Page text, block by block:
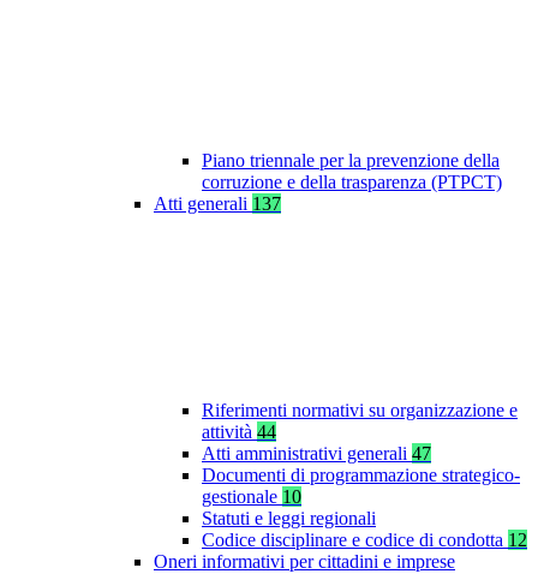
Piano triennale per la prevenzione della
corruzione e della trasparenza (PTPCT)
Atti generali 137
Riferimenti normativi su organizzazione e
attività 44
Atti amministrativi generali 47
Documenti di programmazione strategico-
gestionale 10
Statuti e leggi regionali
Codice disciplinare e codice di condotta 12
Oneri informativi per cittadini e imprese